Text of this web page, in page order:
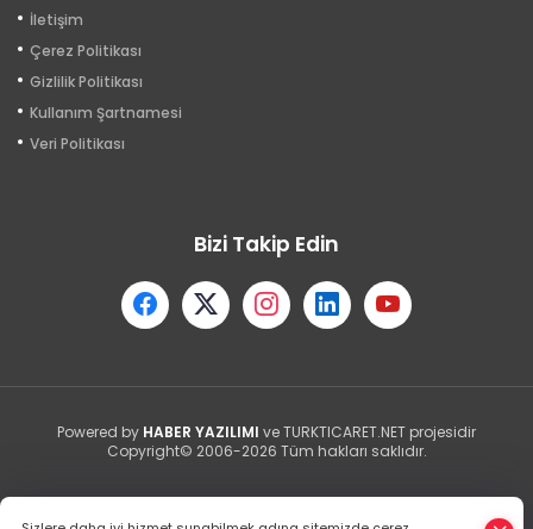
İletişim
Çerez Politikası
Gizlilik Politikası
Kullanım Şartnamesi
Veri Politikası
Bizi Takip Edin
Powered by HABER YAZILIMI ve TURKTICARET.NET projesidir
Copyright© 2006-2026 Tüm hakları saklıdır.